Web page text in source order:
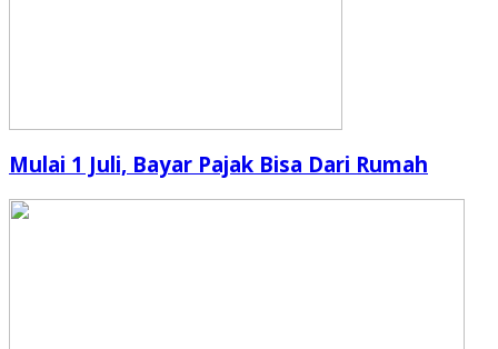
Mulai 1 Juli, Bayar Pajak Bisa Dari Rumah